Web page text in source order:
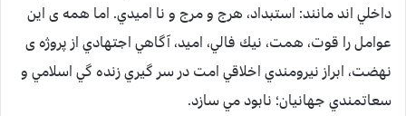
داخلي اند مانند:‌ استبداد، هرج و مرج و نا اميدي. اما همه ی اين
عوامل را قوت، همت، نيك فالي، اميد، آگاهي اجتهادي از پروژه ی
نهضت، ابراز نيرومندي اخلاقي امت در سر گيري زنده گي اسلامي و
سعاتمندي جهانيان؛ نابود مي سازد.